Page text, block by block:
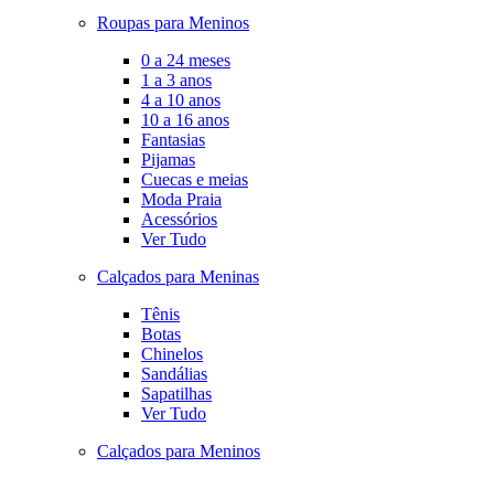
Roupas para Meninos
0 a 24 meses
1 a 3 anos
4 a 10 anos
10 a 16 anos
Fantasias
Pijamas
Cuecas e meias
Moda Praia
Acessórios
Ver Tudo
Calçados para Meninas
Tênis
Botas
Chinelos
Sandálias
Sapatilhas
Ver Tudo
Calçados para Meninos